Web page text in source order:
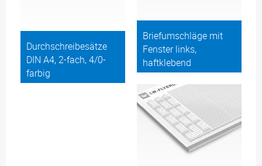
Durchschreibesätze
DIN A4, 2-fach, 4/0-
farbig
Briefumschläge mit
Fenster links,
haftklebend